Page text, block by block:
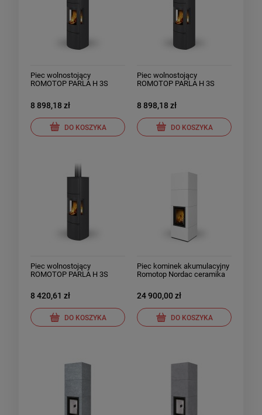
Piec wolnostojący
ROMOTOP PARLA H 3S
8 898,18 zł
DO KOSZYKA
Piec wolnostojący
ROMOTOP PARLA H 3S
8 898,18 zł
DO KOSZYKA
Piec wolnostojący
ROMOTOP PARLA H 3S
8 420,61 zł
DO KOSZYKA
Piec kominek akumulacyjny
Romotop Nordac ceramika
24 900,00 zł
DO KOSZYKA